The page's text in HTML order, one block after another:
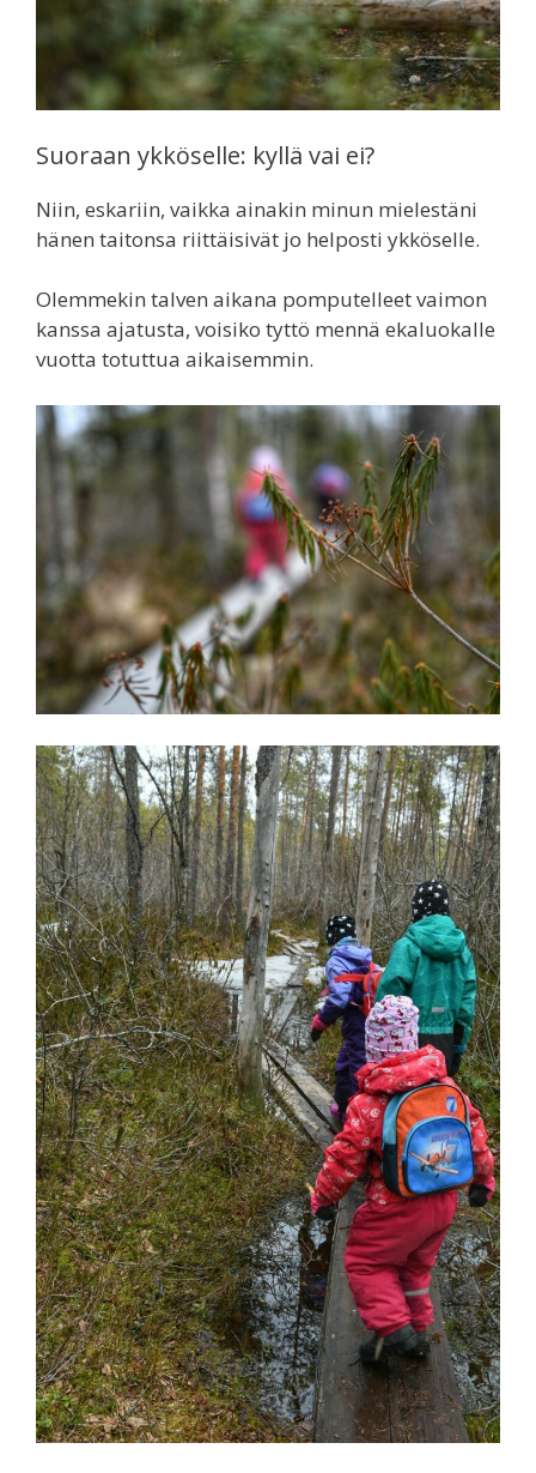
Suoraan ykköselle: kyllä vai ei?
Niin, eskariin, vaikka ainakin minun mielestäni
hänen taitonsa riittäisivät jo helposti ykköselle.
Olemmekin talven aikana pomputelleet vaimon
kanssa ajatusta, voisiko tyttö mennä ekaluokalle
vuotta totuttua aikaisemmin.